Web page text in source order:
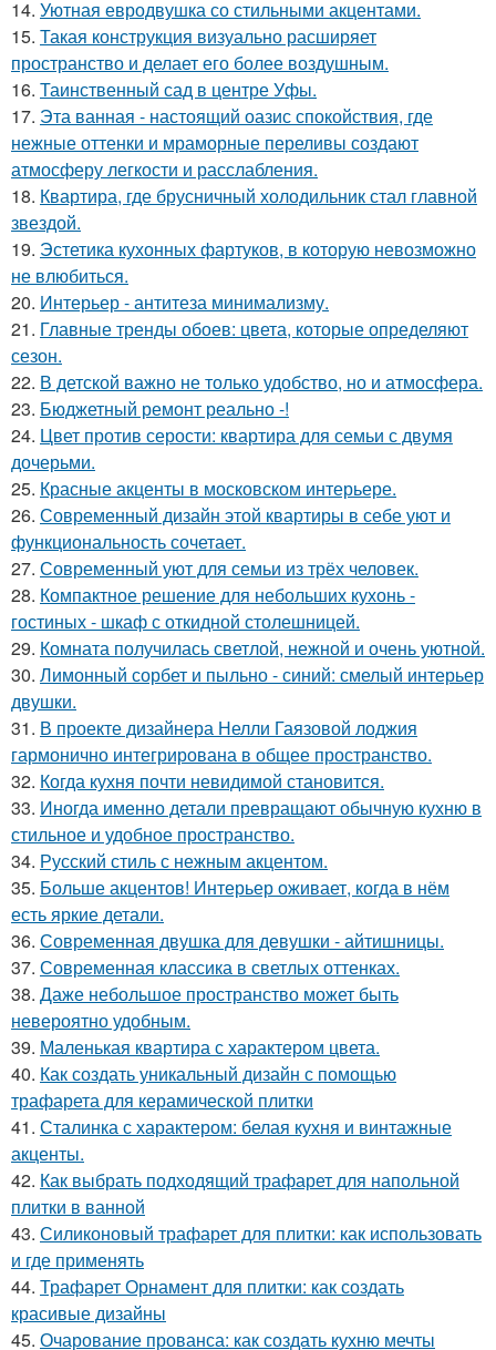
14. Уютная евродвушка со стильными акцентами.
15. Такая конструкция визуально расширяет
пространство и делает его более воздушным.
16. Таинственный сад в центре Уфы.
17. Эта ванная - настоящий оазис спокойствия, где
нежные оттенки и мраморные переливы создают
атмосферу легкости и расслабления.
18. Квартира, где брусничный холодильник стал главной
звездой.
19. Эстетика кухонных фартуков, в которую невозможно
не влюбиться.
20. Интерьер - антитеза минимализму.
21. Главные тренды обоев: цвета, которые определяют
сезон.
22. В детской важно не только удобство, но и атмосфера.
23. Бюджетный ремонт реально -!
24. Цвет против серости: квартира для семьи с двумя
дочерьми.
25. Красные акценты в московском интерьере.
26. Современный дизайн этой квартиры в себе уют и
функциональность сочетает.
27. Современный уют для семьи из трёх человек.
28. Компактное решение для небольших кухонь -
гостиных - шкаф с откидной столешницей.
29. Комната получилась светлой, нежной и очень уютной.
30. Лимонный сорбет и пыльно - синий: смелый интерьер
двушки.
31. В проекте дизайнера Нелли Гаязовой лоджия
гармонично интегрирована в общее пространство.
32. Когда кухня почти невидимой становится.
33. Иногда именно детали превращают обычную кухню в
стильное и удобное пространство.
34. Русский стиль с нежным акцентом.
35. Больше акцентов! Интерьер оживает, когда в нём
есть яркие детали.
36. Современная двушка для девушки - айтишницы.
37. Современная классика в светлых оттенках.
38. Даже небольшое пространство может быть
невероятно удобным.
39. Маленькая квартира с характером цвета.
40. Как создать уникальный дизайн с помощью
трафарета для керамической плитки
41. Сталинка с характером: белая кухня и винтажные
акценты.
42. Как выбрать подходящий трафарет для напольной
плитки в ванной
43. Силиконовый трафарет для плитки: как использовать
и где применять
44. Трафарет Орнамент для плитки: как создать
красивые дизайны
45. Очарование прованса: как создать кухню мечты